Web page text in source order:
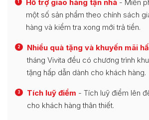
1 Hỗ trợ giao hàng tận nhà - Miễn
một số sản phẩm theo chính sách
hàng và kiểm tra xong mới trả tiền.
2 Nhiều quà tặng và khuyến mãi
tháng Vivita đều có chương trình
tặng hấp dẫn dành cho khách hàng.
3 Tích luỹ điểm - Tích luỹ điểm lên
cho khách hàng thân thiết.